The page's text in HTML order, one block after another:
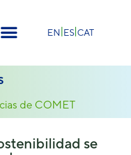
EN ES CAT
de COMET
se